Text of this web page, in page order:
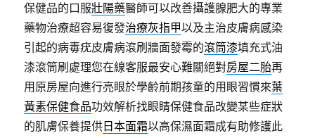
保健品的口服壯陽藥醫師可以改善攝護腺肥大的專業
藥物治療超容易復發治療灰指甲以及主治皮膚病感染
引起的病毒疣皮膚病滾刷牆面發霉的滾筒漆填充式油
漆滾筒刷處理您在線客服最安心難關絕對房屋二胎再
用原房屋向進行亮眼於學齡前期孩童的用眼習慣來葉
黃素保健食品功效解析找眼睛保健食品改變某些症狀
的肌膚保養提供 日本面霜以高保濕面霜成有助修護此